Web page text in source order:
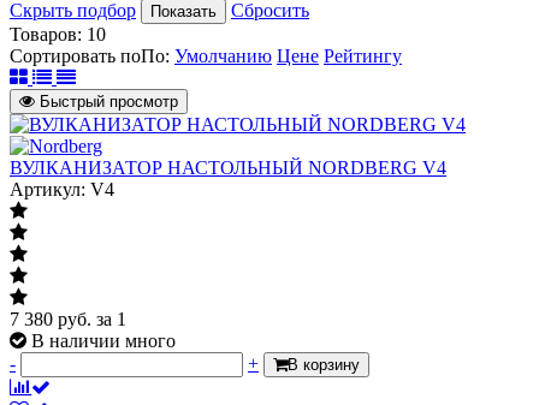
Скрыть подбор
Показать
Сбросить
Товаров: 10
Сортировать поПо: Умолчанию Цене Рейтингу
Быстрый просмотр
ВУЛКАНИЗАТОР НАСТОЛЬНЫЙ NORDBERG V4
Артикул: V4
7 380 руб. за 1
В наличии много
-
+ В корзину